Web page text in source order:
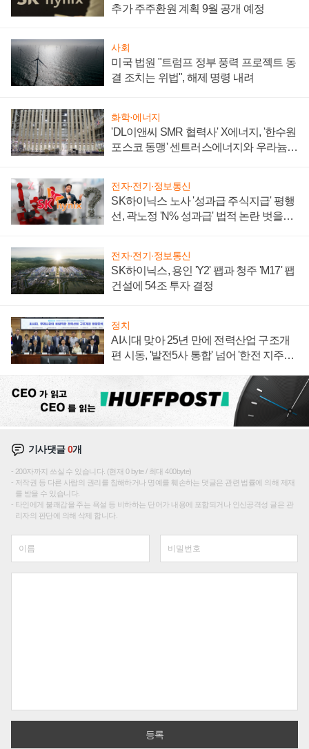
추가 주주환원 계획 9월 공개 예정
사회
미국 법원 "트럼프 정부 풍력 프로젝트 동
결 조치는 위법", 해제 명령 내려
화학·에너지
'DL이앤씨 SMR 협력사' X에너지, '한수원
포스코 동맹' 센트러스에너지와 우라늄
전자·전기·정보통신
SK하이닉스 노사 '성과급 주식지급' 평행
선, 곽노정 'N% 성과급' 법적 논란 벗을지
전자·전기·정보통신
SK하이닉스, 용인 'Y2' 팹과 청주 'M17' 팹
건설에 54조 투자 결정
정치
AI시대 맞아 25년 만에 전력산업 구조개
편 시동, '발전5사 통합' 넘어 '한전 지주사'
기사댓글0개
200자까지 쓰실 수 있습니다. (현재 0 byte / 최대 400byte)
저작권 등 다른 사람의 권리를 침해하거나 명예를 훼손하는 댓글은 관련 법률에 의해 제재
를 받을 수 있습니다.
타인에게 불쾌감을 주는 욕설 등 비하하는 단어가 내용에 포함되거나 인신공격성 글은 관
리자의 판단에 의해 삭제 합니다.